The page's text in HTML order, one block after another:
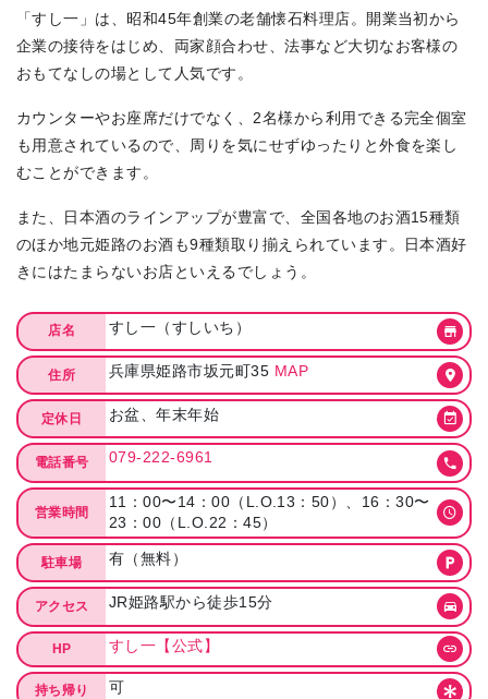
「すし一」は、昭和45年創業の老舗懐石料理店。開業当初から
企業の接待をはじめ、両家顔合わせ、法事など大切なお客様の
おもてなしの場として人気です。
カウンターやお座席だけでなく、2名様から利用できる完全個室
も用意されているので、周りを気にせずゆったりと外食を楽し
むことができます。
また、日本酒のラインアップが豊富で、全国各地のお酒15種類
のほか地元姫路のお酒も9種類取り揃えられています。日本酒好
きにはたまらないお店といえるでしょう。
店名 すし一（すしいち）
住所 兵庫県姫路市坂元町35 MAP
定休日 お盆、年末年始
電話番号 079-222-6961
営業時間
11：00〜14：00（L.O.13：50）、16：30〜
23：00（L.O.22：45）
駐車場 有（無料）
アクセス JR姫路駅から徒歩15分
HP すし一【公式】
持ち帰り 可